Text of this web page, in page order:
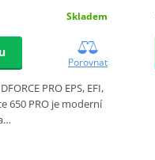
Skladem
Porovnat
PRO EPS, EFI,
650 PRO je moderní